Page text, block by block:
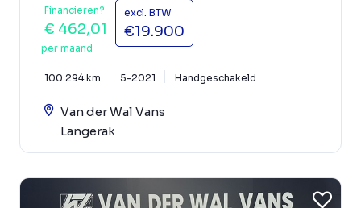
Financieren?
€ 462,01
per maand
excl. BTW
€19.900
100.294 km 5-2021 Handgeschakeld
Van der Wal Vans
Langerak